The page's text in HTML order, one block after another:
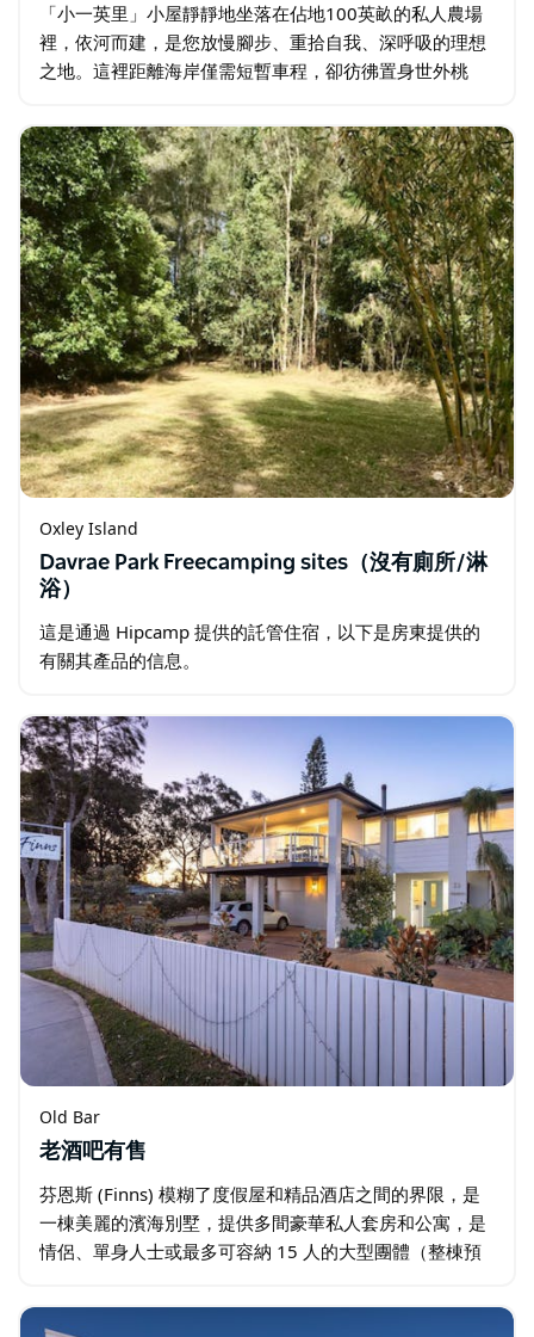
「小一英里」小屋靜靜地坐落在佔地100英畝的私人農場
裡，依河而建，是您放慢腳步、重拾自我、深呼吸的理想
之地。這裡距離海岸僅需短暫車程，卻彷彿置身世外桃
——溫暖的木質色調、古樸的黃銅飾面…
Oxley Island
Davrae Park Freecamping sites（沒有廁所/淋
浴）
這是通過 Hipcamp 提供的託管住宿，以下是房東提供的
有關其產品的信息。
Old Bar
老酒吧有售
芬恩斯 (Finns) 模糊了度假屋和精品酒店之間的界限，是
一棟美麗的濱海別墅，提供多間豪華私人套房和公寓，是
情侶、單身人士或最多可容納 15 人的大型團體（整棟預
輕鬆愜意的海濱奢華。…